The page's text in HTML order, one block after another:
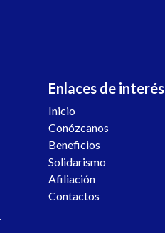
Enlaces de interés
Inicio
Conózcanos
Beneficios
Solidarismo
Afiliación
Contactos